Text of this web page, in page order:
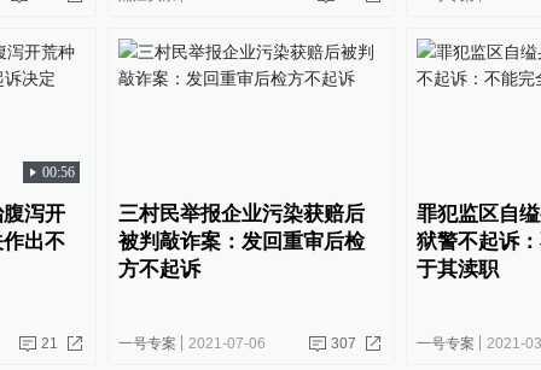
00:56
泻开
出不
21
三村民举报企业污染获赔后
被判敲诈案：发回重审后检
方不起诉
一号专案 2021-07-06 307
罪犯监区自
狱警不起诉
于其渎职
一号专案 2021-